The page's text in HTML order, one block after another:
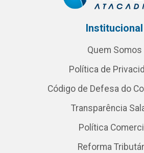
Institucional
Quem Somos
Política de
Código de Defesa do
Transparência
Política
Reforma